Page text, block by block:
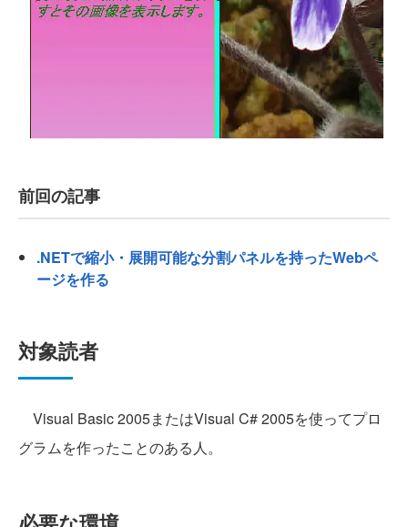
前回の記事
.NETで縮小・展開可能な分割パネルを持ったWebペ
ージを作る
対象読者
Visual Basic 2005またはVisual C# 2005を使ってプロ
グラムを作ったことのある人。